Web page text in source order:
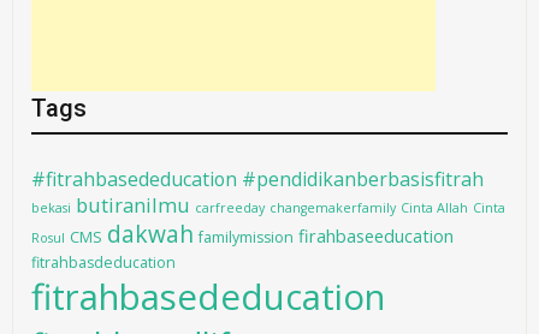
Tags
#fitrahbasededucation #pendidikanberbasisfitrah
bekasi butiranilmu carfreeday changemakerfamily Cinta Allah Cinta
Rosul CMS dakwah familymission firahbaseeducation
fitrahbasdeducation
fitrahbasededucation